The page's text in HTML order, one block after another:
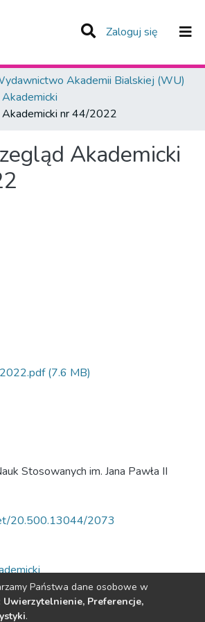
Zaloguj się (current)
Akademii Bialskiej (WU)
Akademicki nr 44/2022
Akademicki
(7.6 MB)
Stosowanych im. Jana Pawła II
20.500.13044/2073
Państwa dane osobowe w
Uwierzytelnienie, Preferencje,
.